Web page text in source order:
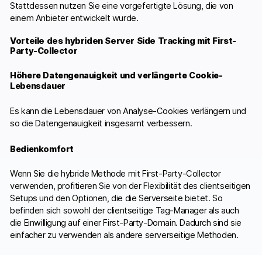
Stattdessen nutzen Sie eine vorgefertigte Lösung, die von
einem Anbieter entwickelt wurde.
Vorteile des hybriden Server Side Tracking mit First-
Party-Collector
Höhere Datengenauigkeit und verlängerte Cookie-
Lebensdauer
Es kann die Lebensdauer von Analyse-Cookies verlängern und
so die Datengenauigkeit insgesamt verbessern.
Bedienkomfort
Wenn Sie die hybride Methode mit First-Party-Collector
verwenden, profitieren Sie von der Flexibilität des clientseitigen
Setups und den Optionen, die die Serverseite bietet. So
befinden sich sowohl der clientseitige Tag-Manager als auch
die Einwilligung auf einer First-Party-Domain. Dadurch sind sie
einfacher zu verwenden als andere serverseitige Methoden.